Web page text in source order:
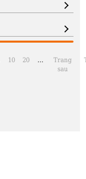
10 20 ...
Trang
sau